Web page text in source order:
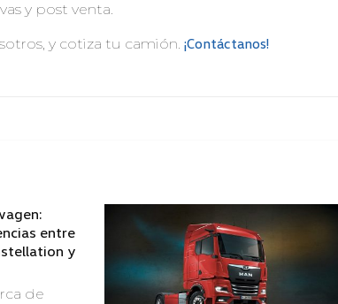
y post venta.
y cotiza tu camión. ¡Contáctanos!
entre
y
de